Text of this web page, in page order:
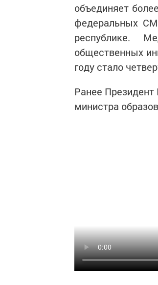
объединяет
федеральных
республике.
общественных
году стало
Ранее Президент
министра